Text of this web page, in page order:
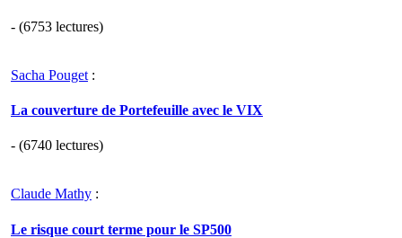
- (6753 lectures)
Sacha Pouget :
La couverture de Portefeuille avec le VIX
- (6740 lectures)
Claude Mathy :
Le risque court terme pour le SP500